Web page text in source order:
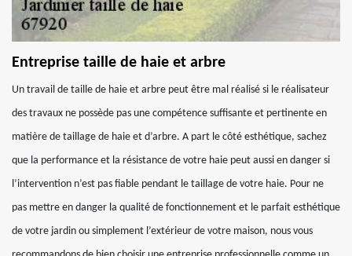
Entreprise taille de haie et arbre
Un travail de taille de haie et arbre peut être mal réalisé si le réalisateur
des travaux ne possède pas une compétence suffisante et pertinente en
matière de taillage de haie et d’arbre. A part le côté esthétique, sachez
que la performance et la résistance de votre haie peut aussi en danger si
l’intervention n’est pas fiable pendant le taillage de votre haie. Pour ne
pas mettre en danger la qualité de fonctionnement et le parfait esthétique
de votre jardin ou simplement l’extérieur de votre maison, nous vous